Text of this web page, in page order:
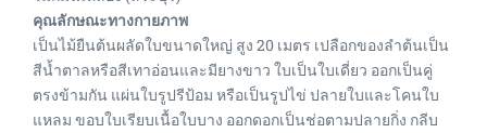
คุณลักษณะทางกายภาพ
เป็นไม้ยืนต้นผลัดใบขนาดใหญ่ สูง 20 เมตร เปลือกของลำต้นเป็น
สีน้ำตาลหรือสีเทาอ่อนและมียางขาว ใบเป็นใบเดี่ยว ออกเป็นคู่
ตรงข้ามกัน แผ่นใบรูปรีป้อม หรือเป็นรูปไข่ ปลายใบและโคนใบ
แหลม ขอบใบเรียบเนื้อใบบาง ออกดอกเป็นช่อตามปลายกิ่ง กลีบ